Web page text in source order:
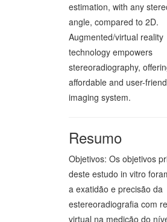
estimation, with any
angle, compared to 2D.
Augmented/virtual reality
technology empowers
stereoradiography,
affordable and user-
imaging system.
Resumo
Objetivos: Os objetivos
deste estudo in vitro
a exatidão e precisão da
estereoradiografia com
virtual na medição do